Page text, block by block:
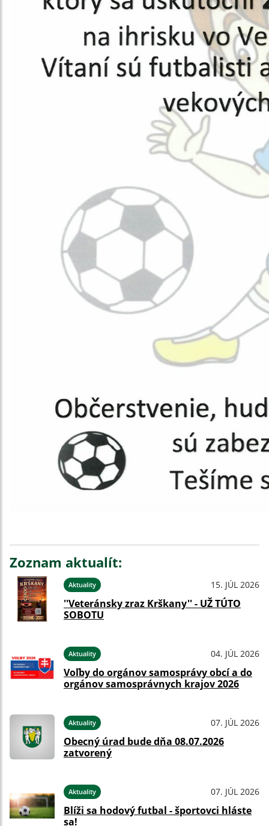
Zoznam aktualít:
Aktuality 15. JÚL 2026
''Veteránsky zraz Krškany'' - UŽ TÚTO
SOBOTU
Aktuality 04. JÚL 2026
Voľby do orgánov samosprávy obcí a do
orgánov samosprávnych krajov 2026
Aktuality 07. JÚL 2026
Obecný úrad bude dňa 08.07.2026
zatvorený
Aktuality 07. JÚL 2026
Blíži sa hodový futbal - športovci hláste
sa!